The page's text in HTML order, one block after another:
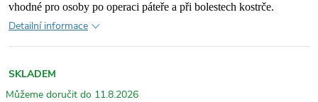
vhodné pro osoby po operaci páteře a při bolestech kostrče.
Detailní informace
SKLADEM
11.8.2026